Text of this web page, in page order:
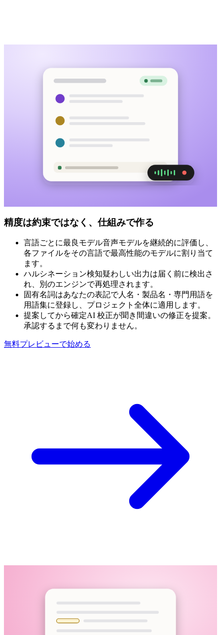
精度は約束ではなく、仕組みで作る
言語ごとに最良モデル音声モデルを継続的に評価し、
各ファイルをその言語で最高性能のモデルに割り当て
ます。
ハルシネーション検知疑わしい出力は届く前に検出さ
れ、別のエンジンで再処理されます。
固有名詞はあなたの表記で人名・製品名・専門用語を
用語集に登録し、プロジェクト全体に適用します。
提案してから確定AI 校正が聞き間違いの修正を提案。
承認するまで何も変わりません。
無料プレビューで始める